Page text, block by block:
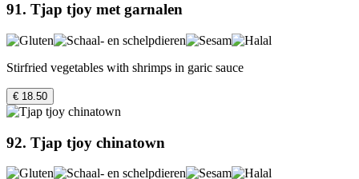
91. Tjap tjoy met garnalen
Stirfried vegetables with shrimps in garic sauce
€ 18.50
92. Tjap tjoy chinatown